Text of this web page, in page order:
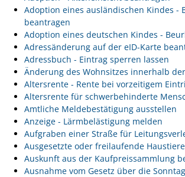
Adoption eines ausländischen Kindes
beantragen
Adoption eines deutschen Kindes -
Adressänderung auf der eID-Karte
Adressbuch - Eintrag sperren lassen
Änderung des Wohnsitzes innerhalb
Altersrente - Rente bei vorzeitigem
Altersrente für schwerbehinderte
Amtliche Meldebestätigung ausstellen
Anzeige - Lärmbelästigung melden
Aufgraben einer Straße für
Ausgesetzte oder freilaufende
Auskunft aus der Kaufpreissammlung
Ausnahme vom Gesetz über die